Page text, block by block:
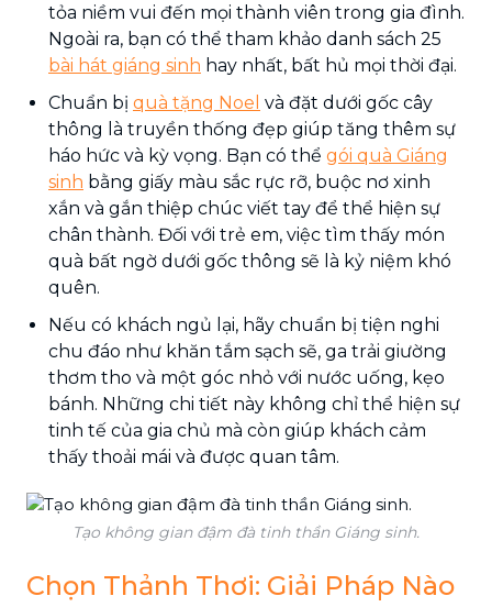
tỏa niềm vui đến mọi thành viên trong gia đình.
Ngoài ra, bạn có thể tham khảo danh sách 25
bài hát giáng sinh hay nhất, bất hủ mọi thời đại.
Chuẩn bị quà tặng Noel và đặt dưới gốc cây
thông là truyền thống đẹp giúp tăng thêm sự
háo hức và kỳ vọng. Bạn có thể gói quà Giáng
sinh bằng giấy màu sắc rực rỡ, buộc nơ xinh
xắn và gắn thiệp chúc viết tay để thể hiện sự
chân thành. Đối với trẻ em, việc tìm thấy món
quà bất ngờ dưới gốc thông sẽ là kỷ niệm khó
quên.
Nếu có khách ngủ lại, hãy chuẩn bị tiện nghi
chu đáo như khăn tắm sạch sẽ, ga trải giường
thơm tho và một góc nhỏ với nước uống, kẹo
bánh. Những chi tiết này không chỉ thể hiện sự
tinh tế của gia chủ mà còn giúp khách cảm
thấy thoải mái và được quan tâm.
Tạo không gian đậm đà tinh thần Giáng sinh.
Chọn Thảnh Thơi: Giải Pháp Nào